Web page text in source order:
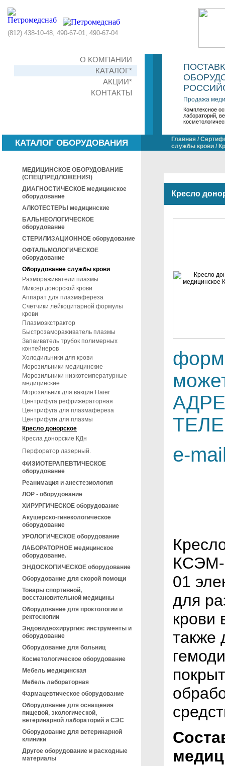
(812) 438-10-48, 490-67-01, 490-67-04
О КОМПАНИИ
КАТАЛОГ*
АКЦИИ*
КОНТАКТЫ
Продажа
Комплексное
лабораторий,
КАТАЛОГ ОБОРУДОВАНИЯ
МЕДИЦИНСКОЕ ОБОРУДОВАНИЕ
(СПЕЦПРЕДЛОЖЕНИЯ)
ДИАГНОСТИЧЕСКОЕ медицинское
оборудование
АЛКОТЕСТЕРЫ медицинские
БАЛЬНЕОЛОГИЧЕСКОЕ
оборудование
СТЕРИЛИЗАЦИОННОЕ оборудование
ОФТАЛЬМОЛОГИЧЕСКОЕ
оборудование
Оборудование службы крови
Размораживатели плазмы
Миксер донорской крови
Аппарат для плазмафереза
Счетчики лейкоцитарной формулы
крови
Плазмоэкстрактор
Быстрозамораживатель плазмы
Запаиватель трубок полимерных
контейнеров
Холодильники для крови
Морозильники медицинские
Морозильники низкотемпературные
медицинские
Морозильник для вакцин Haier
Центрифуга рефрижераторная
Центрифуга для плазмафереза
Центрифуги для плазмы
Кресло донорское
Кресла донорские КДн
Перфоратор лазерный.
ФИЗИОТЕРАПЕВТИЧЕСКОЕ
оборудование
Реанимация и анестезиология
ЛОР - оборудование
ХИРУРГИЧЕСКОЕ оборудование
Акушерско-гинекологическое
оборудование
УРОЛОГИЧЕСКОЕ оборудование
ЛАБОРАТОРНОЕ медицинское
оборудование.
ЭНДОСКОПИЧЕСКОЕ оборудование
Оборудование для скорой помощи
Товары спортивной,
восстановительной медицины
Оборудование для проктологии и
ректоскопии
Эндовидеохирургия: инструменты и
оборудование
Оборудование для больниц
Косметологическое оборудование
Мебель медицинская
Мебель лабораторная
Фармацевтическое оборудование
Оборудование для оснащения
пищевой, экологической,
ветеринарной лабораторий и СЭС
Оборудование для ветеринарной
клиники
Другое оборудование и расходные
материалы
Главная /
службы крови /
Кресло
e-
01
для
крови
также